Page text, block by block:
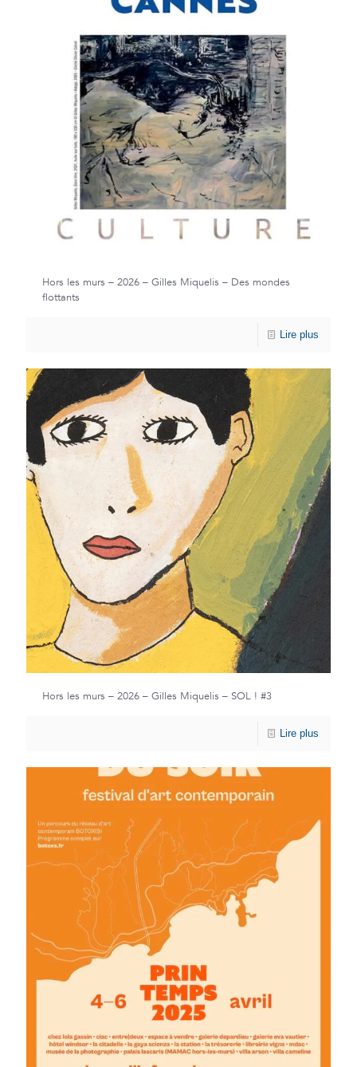
Hors les murs – 2026 – Gilles Miquelis – Des mondes
flottants
Lire plus
Hors les murs – 2026 – Gilles Miquelis – SOL ! #3
Lire plus